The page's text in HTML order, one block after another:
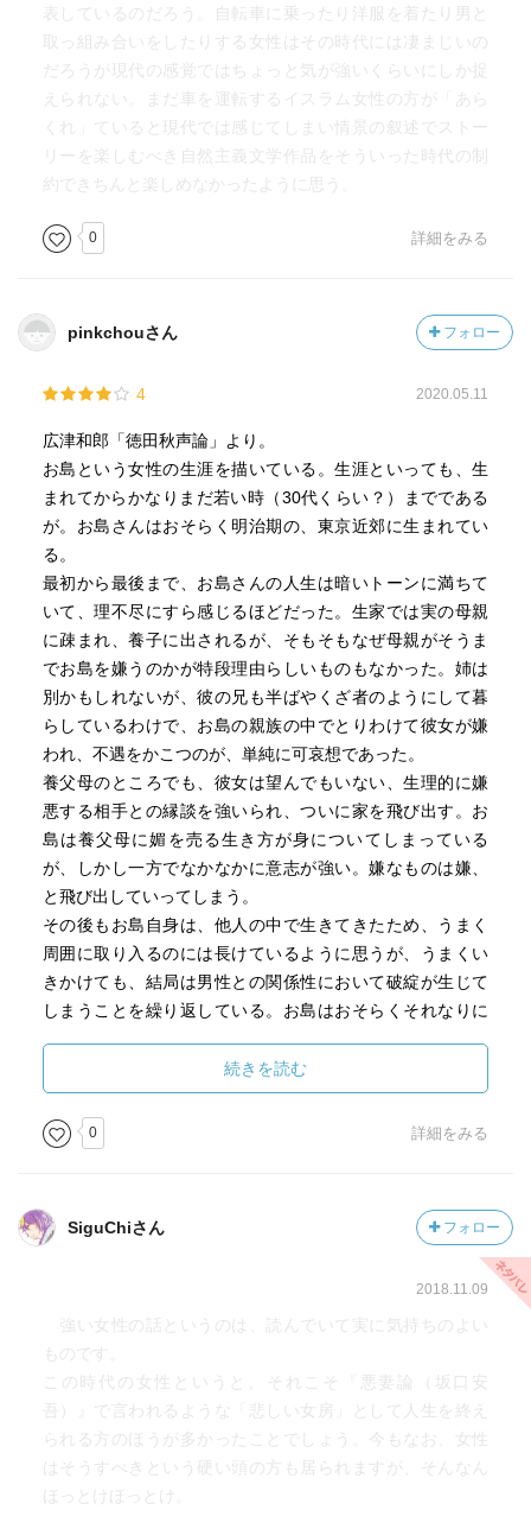
表しているのだろう。自転車に乗ったり洋服を着たり男と
取っ組み合いをしたりする女性はその時代には凄まじいの
だろうが現代の感覚ではちょっと気が強いくらいにしか捉
えられない。まだ車を運転するイスラム女性の方が「あら
くれ」ていると現代では感じてしまい情景の叙述でストー
リーを楽しむべき自然主義文学作品をそういった時代の制
約できちんと楽しめなかったように思う。
0 詳細をみる
pinkchouさん フォロー
4 2020.05.11
広津和郎「徳田秋声論」より。
お島という女性の生涯を描いている。生涯といっても、生
まれてからかなりまだ若い時（30代くらい？）までである
が。お島さんはおそらく明治期の、東京近郊に生まれてい
る。
最初から最後まで、お島さんの人生は暗いトーンに満ちて
いて、理不尽にすら感じるほどだった。生家では実の母親
に疎まれ、養子に出されるが、そもそもなぜ母親がそうま
でお島を嫌うのかが特段理由らしいものもなかった。姉は
別かもしれないが、彼の兄も半ばやくざ者のようにして暮
らしているわけで、お島の親族の中でとりわけて彼女が嫌
われ、不遇をかこつのが、単純に可哀想であった。
養父母のところでも、彼女は望んでもいない、生理的に嫌
悪する相手との縁談を強いられ、ついに家を飛び出す。お
島は養父母に媚を売る生き方が身についてしまっている
が、しかし一方でなかなかに意志が強い。嫌なものは嫌、
と飛び出していってしまう。
その後もお島自身は、他人の中で生きてきたため、うまく
周囲に取り入るのには長けているように思うが、うまくい
きかけても、結局は男性との関係性において破綻が生じて
しまうことを繰り返している。お島はおそらくそれなりに
られるとか、お島の方で慕っていても妻帯者であったりな
どし、結局なんども一文無しの宿無しになりかけながら生
きている。
個人的には割と壮絶な人生だなと思ったけれど、徳田秋声
て、著者がそれを可哀想だなとか、反対にそれでも生を讃
えるべきとしているのかはわからない。
解説では、夏目漱石の本作への有名な評「フィロソフィー
がない」を紹介していたが、確かに、作者も、そしてお島
も、全く分析的でなく、過去を批評したりそこから学び何
かを生み出すとか、そうした態度とは無縁である。
しかし、誰も指摘していないけれど、周囲に、もしくは過
去の財産等に執着せず、それらに隷属するくらいなら捨て
鉢の自由を選ぶお島の姿勢は、当時としては新しかったの
ではないのか。特に後半部分では、自ら営業職のようなこ
とをやり、自ら商売をすることにかなり意欲的である。現
続きを読む
0 詳細をみる
SiguChiさん フォロー
2018.11.09
強い女性の話というのは、読んでいて実に気持ちのよい
ものです。
この時代の女性というと、それこそ『悪妻論（坂口安
吾）』で言われるような「悲しい女房」として人生を終え
られる方のほうが多かったことでしょう。今もなお、女性
はそうすべきという硬い頭の方も居られますが、そんなん
ほっとけほっとけ。